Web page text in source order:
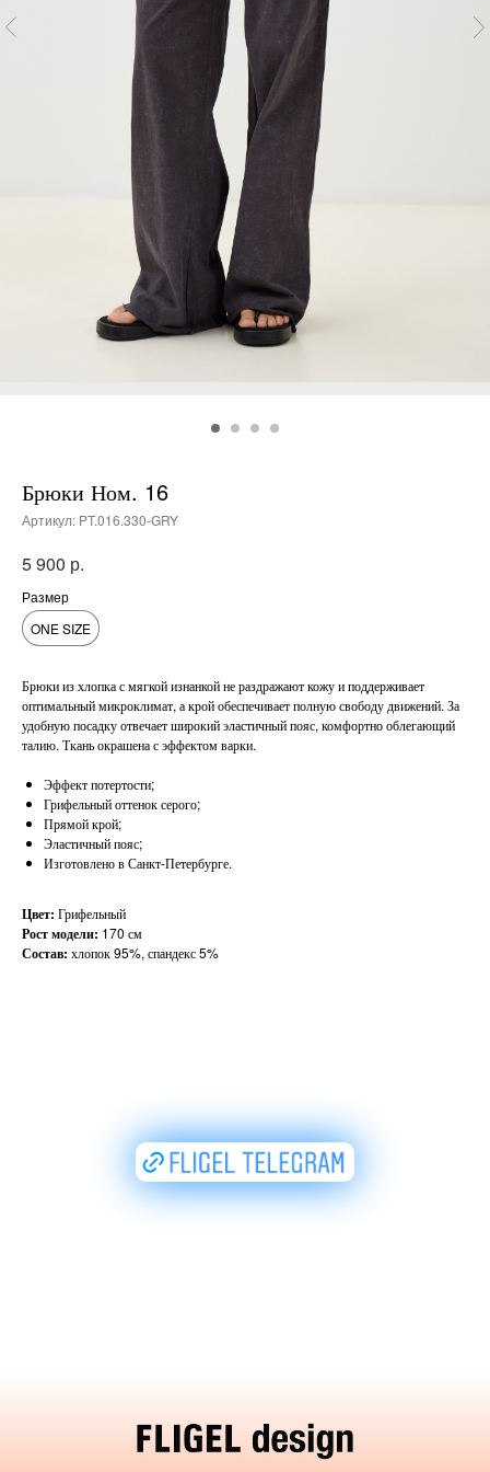
Брюки Ном. 16
Артикул: PT.016.330-GRY
5 900 р.
Размер
ONE SIZE
Брюки из хлопка с мягкой изнанкой не раздражают кожу и поддерживает
оптимальный микроклимат, а крой обеспечивает полную свободу движений. За
удобную посадку отвечает широкий эластичный пояс, комфортно облегающий
талию. Ткань окрашена с эффектом варки.
Эффект потертости;
Грифельный оттенок серого;
Прямой крой;
Эластичный пояс;
Изготовлено в Санкт-Петербурге.
Цвет: Грифельный
Рост модели: 170 см
Состав: хлопок 95%, спандекс 5%